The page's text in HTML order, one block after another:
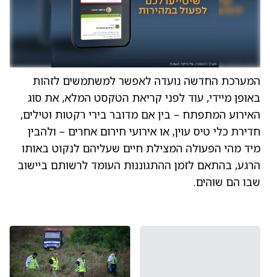
המערכת החדשה נועדה לאפשר למשתמשים לזהות
באופן מיידי, עוד לפני קריאת הטקסט המלא, את סוג
האירוע המתפתח – בין אם מדובר בירי רקטות וטילים,
חדירת כלי טיס עוין, או אירועי חירום אחרים – ולהבין
מיד מהי הפעולה המצילת חיים שעליהם לנקוט באותו
הרגע, בהתאם לזמן ההתגוננות העומד לרשותם ביישוב
שבו הם שוהים.